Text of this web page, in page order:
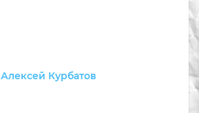
Алексей Курбатов